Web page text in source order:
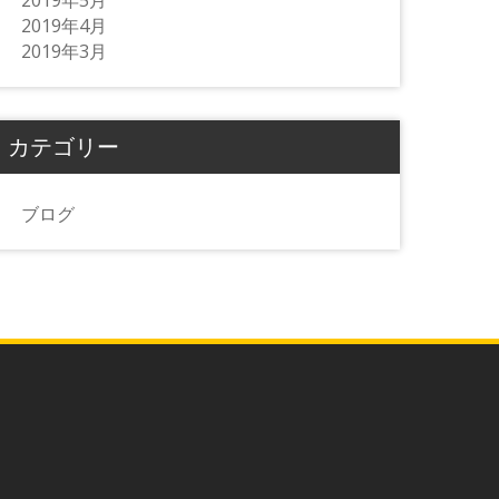
2019年4月
2019年3月
カテゴリー
ブログ